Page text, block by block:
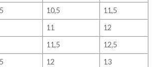
10,5
11,5
11
12
11,5
12,5
12 13